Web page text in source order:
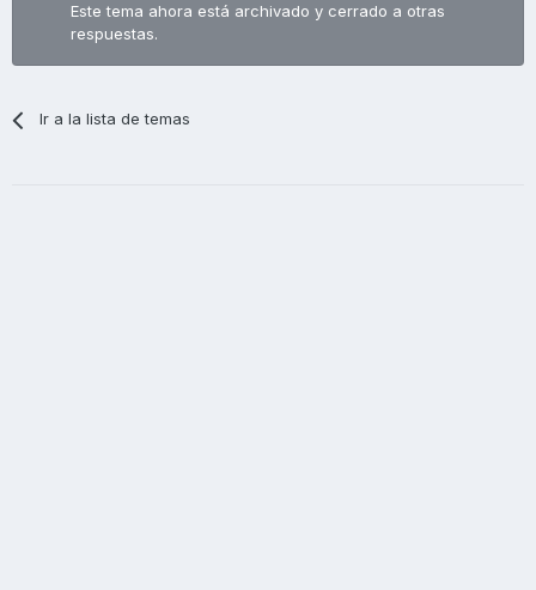
Este tema ahora está archivado y cerrado a otras
respuestas.
Ir a la lista de temas